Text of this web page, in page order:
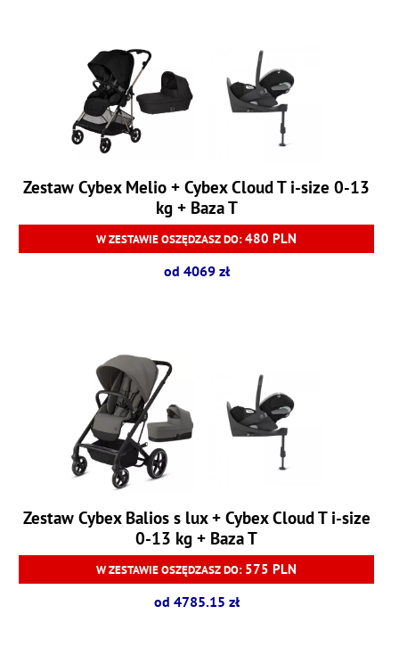
Zestaw Cybex Melio + Cybex Cloud T i-size 0-13
kg + Baza T
W ZESTAWIE OSZĘDZASZ DO:480 PLN
od 4069 zł
Zestaw Cybex Balios s lux + Cybex Cloud T i-size
0-13 kg + Baza T
W ZESTAWIE OSZĘDZASZ DO: 575 PLN
od 4785.15 zł